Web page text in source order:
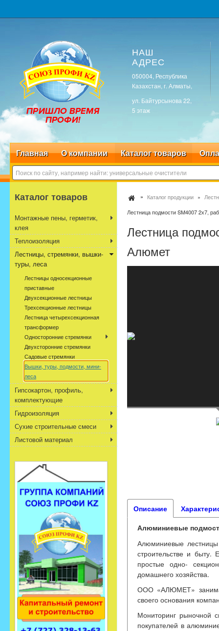
НАШ
АДРЕС
050004, Республика
Казахстан, г. Алматы,
ул. Байтурсынова 22,
5 этаж
Главная О компании Каталог товаров
Каталог продукции
Лестница подмости SM4007 2х7,
Лестница
Алюмет
Описание
Алюминиевые
Алюминиевые лестницы
строительстве и быту.
простые одно-
домашнего хозяйства.
ООО «АЛЮМЕТ»
своего основания
Мониторинг рыночной
покупателей в
Каталог товаров
Монтажные пены, герметик,
клея
Теплоизоляция
Лестницы, стремянки, вышки-
туры, леса
Лестницы односекционные
приставные
Двухсекционные лестницы
Трехсекционные лестницы
Лестница четырехсекционная
трансформер
Односторонние стремянки
Двухсторонние стремянки
Садовые стремянки
Вышки, туры, подмости, мини-
леса
Гипсокартон, профиль,
комплектующие
Гидроизоляция
Сухие строительные смеси
Листовой материал